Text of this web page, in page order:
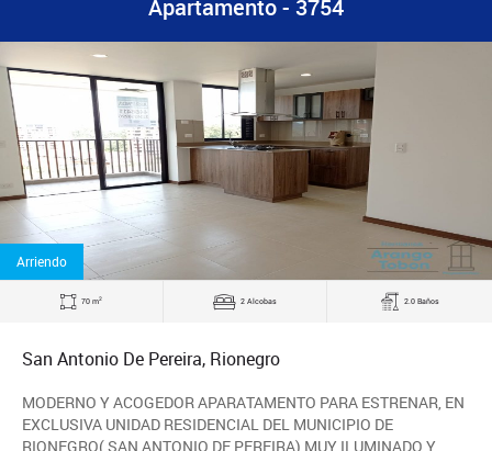
Apartamento - 3754
Arriendo
70 m2 2 Alcobas 2.0 Baños
San Antonio De Pereira, Rionegro
MODERNO Y ACOGEDOR APARATAMENTO PARA ESTRENAR, EN
EXCLUSIVA UNIDAD RESIDENCIAL DEL MUNICIPIO DE
RIONEGRO( SAN ANTONIO DE PEREIRA) MUY ILUMINADO Y